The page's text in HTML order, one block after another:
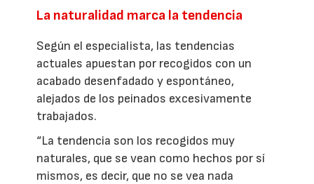
La naturalidad marca la tendencia
Según el especialista, las tendencias
actuales apuestan por recogidos con un
acabado desenfadado y espontáneo,
alejados de los peinados excesivamente
trabajados.
“La tendencia son los recogidos muy
naturales, que se vean como hechos por sí
mismos, es decir, que no se vea nada